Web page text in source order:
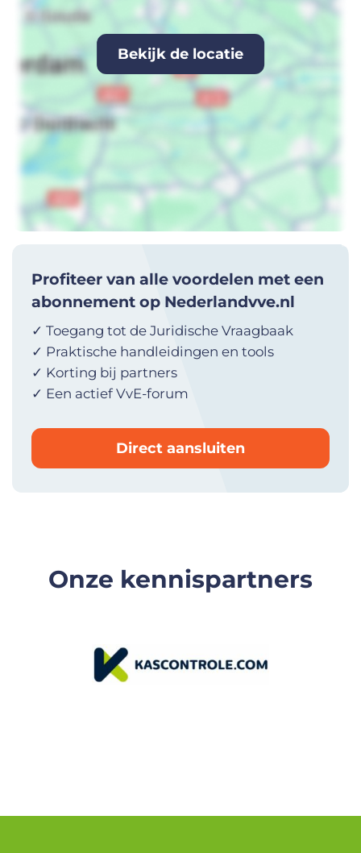
Bekijk de locatie
Profiteer van alle voordelen met een
abonnement op Nederlandvve.nl
✓ Toegang tot de Juridische Vraagbaak
✓ Praktische handleidingen en tools
✓ Korting bij partners
✓ Een actief VvE-forum
Direct aansluiten
Onze kennispartners